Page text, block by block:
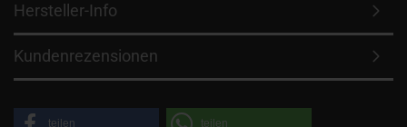
Hersteller-Info
Kundenrezensionen
teilen teilen